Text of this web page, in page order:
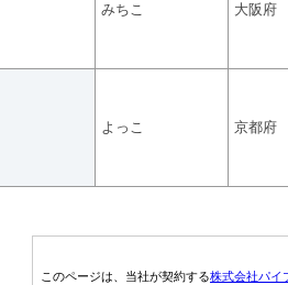
みちこ 大阪府
よっこ 京都府
このページは、当社が契約する株式会社パイ